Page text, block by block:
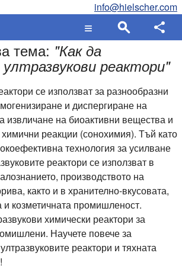
info@hielscher.com
тема: "Как да
реактори"
се използват за разнообразни
и диспергиране на
извличане на биоактивни вещества и
реакции (сонохимия). Тъй като
технология за усилване
реактори се използват в
производството на
както и в хранително-вкусовата,
козметичната промишленост.
химически реактори за
Научете повече за
реактори и тяхната